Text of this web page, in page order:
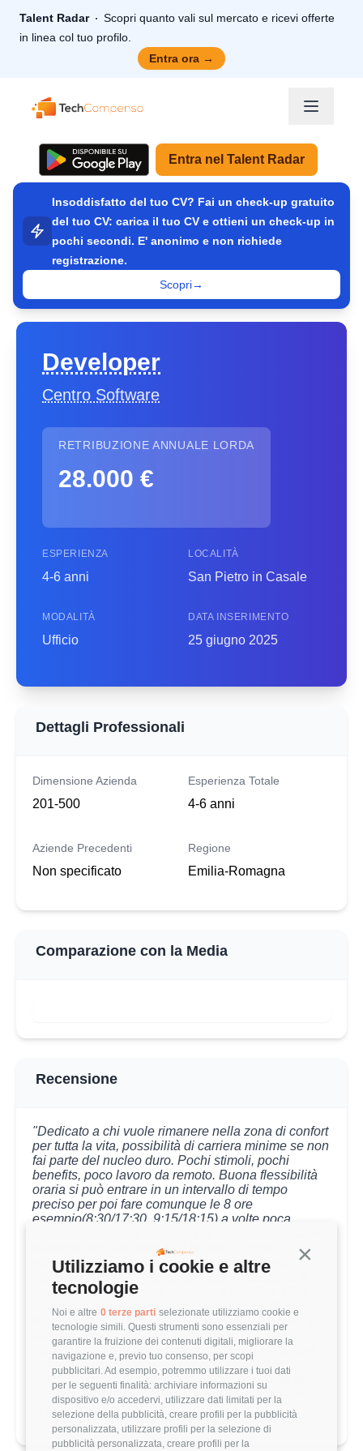
Continua
Utilizziamo i cookie e altre
tecnologie
Noi e altre 0 terze parti selezionate utilizziamo cookie e
tecnologie simili. Questi strumenti sono essenziali per
garantire la fruizione dei contenuti digitali, migliorare la
navigazione e, previo tuo consenso, per scopi
pubblicitari. Ad esempio, potremmo utilizzare i tuoi dati
per le seguenti finalità: archiviare informazioni su
dispositivo e/o accedervi, utilizzare dati limitati per la
selezione della pubblicità, creare profili per la pubblicità
personalizzata, utilizzare profili per la selezione di
pubblicità personalizzata, creare profili per la
Talent Radar
Scopri quanto vali sul mercato e ricevi offerte
in linea col tuo profilo.
Entra ora →
TechCompenso
Entra nel Talent Radar
Insoddisfatto del tuo CV? Fai un check-up gratuito
del tuo CV: carica il tuo CV e ottieni un check-up in
pochi secondi. E' anonimo e non richiede
registrazione.
Scopri→
Developer
Centro Software
RETRIBUZIONE ANNUALE LORDA
28.000 €
ESPERIENZA
4-6 anni
LOCALITÀ
San Pietro in Casale
MODALITÀ
Ufficio
DATA INSERIMENTO
25 giugno 2025
Dettagli Professionali
Dimensione Azienda
201-500
Esperienza Totale
4-6 anni
Aziende Precedenti
Non specificato
Regione
Emilia-Romagna
Comparazione con la Media
Recensione
"Dedicato a chi vuole rimanere nella zona di confort
per tutta la vita, possibilità di carriera minime se non
fai parte del nucleo duro. Pochi stimoli, pochi
benefits, poco lavoro da remoto. Buona flessibilità
oraria si può entrare in un intervallo di tempo
preciso per poi fare comunque le 8 ore
esempio(8:30/17:30, 9:15/18:15) a volte poca
lavorare tanto da andare in burnout. Come
vantaggio è che si possono commettere errori,
vengono capiti e compresi per poi rimboccarsi le
maniche. Ci sono cose negative e positive. Man
mano che passa il tempo in questa azienda si
notano sempre di più i lati più negativi, all’inizio ti
sembra tutto rose e fiori. A volte trovi colleghi
incompetenti che sono responsabili e a volte trovi
colleghi preparati che non vengono tenuti in
considerazione. Ma dipende anche dal punto di
vista delle persone, molte si sono create famiglia e
si trovano bene comunque."